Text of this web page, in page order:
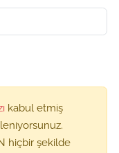
kabul etmiş
hiçbir şekilde